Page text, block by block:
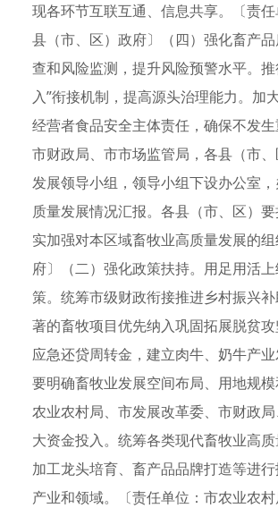
现各环节互联互通、信息共享。〔责
县（市、区）政府〕（四）强化畜产
查和风险监测，提升风险预警水平。
入”衔接机制，提高源头治理能力。
经营者食品安全主体责任，确保不发
市财政局、市市场监管局，各县（市
发展领导小组，领导小组下设办公室
质量发展情况汇报。各县（市、区）
实加强对本区域畜牧业高质量发展的
府〕（二）强化政策扶持。用足用活
策。统筹市级财政衔接推进乡村振兴
著的畜牧项目优先纳入巩固拓展脱贫
应急还贷周转金，建立肉牛、奶牛产
要明确畜牧业发展空间布局、用地规
农业农村局、市发展改革委、市财政
大资金投入。统筹各类现代畜牧业高
加工龙头培育、畜产品品牌打造等进
产业和领域。〔责任单位：市农业农